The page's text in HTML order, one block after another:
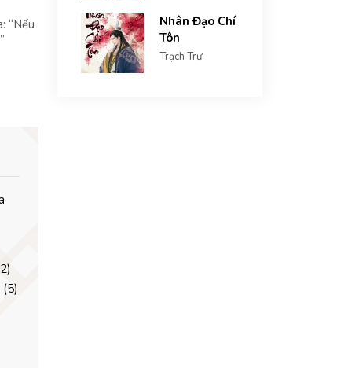
“Nếu
Nhân Đạo Chí
Tôn
Trạch Trư